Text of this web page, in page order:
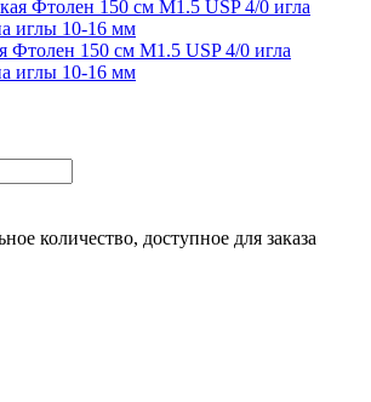
Фтолен 150 см М1.5 USP 4/0 игла
иглы 10-16 мм
количество, доступное для заказа